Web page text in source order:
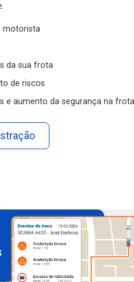
motorista
da sua frota
de riscos
e aumento da segurança na frota